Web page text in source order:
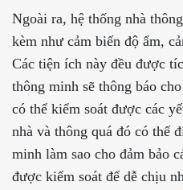
Ngoài ra, hệ thống nhà
kèm như cảm biến độ ẩm,
Các tiện ích này đều được
thông minh sẽ thông báo
có thể kiểm soát được các
nhà và thông quá đó có thể
minh làm sao cho đảm bảo
được kiểm soát để dễ chịu